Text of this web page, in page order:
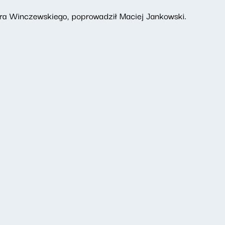
poprowadził Maciej Jankowski.